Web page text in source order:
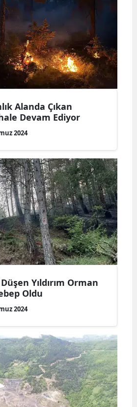
Alanda Çıkan
Devam Ediyor
2024
Yıldırım Orman
Oldu
2024